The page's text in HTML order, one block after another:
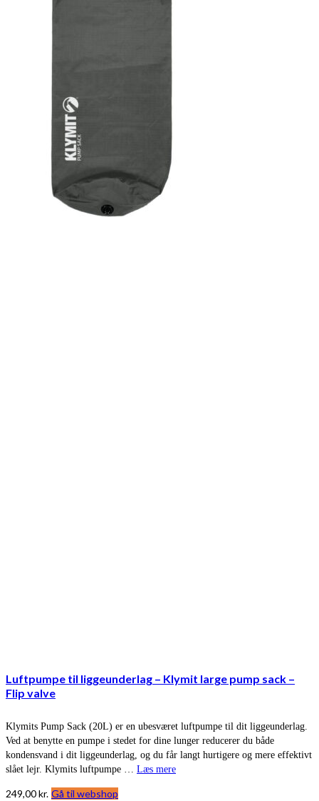
Luftpumpe til liggeunderlag – Klymit large pump sack –
Flip valve
Klymits Pump Sack (20L) er en ubesværet luftpumpe til dit liggeunderlag.
Ved at benytte en pumpe i stedet for dine lunger reducerer du både
kondensvand i dit liggeunderlag, og du får langt hurtigere og mere effektivt
slået lejr. Klymits luftpumpe … Læs mere
249,00kr. Gå til webshop